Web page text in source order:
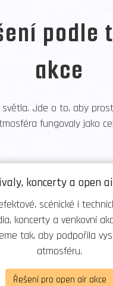
podle
akce
světla. Jde o to, aby
fungovaly jako
koncerty a open
scénické i
koncerty a venkovní
tak, aby podpořila
atmosféru.
Řešení pro open air akce